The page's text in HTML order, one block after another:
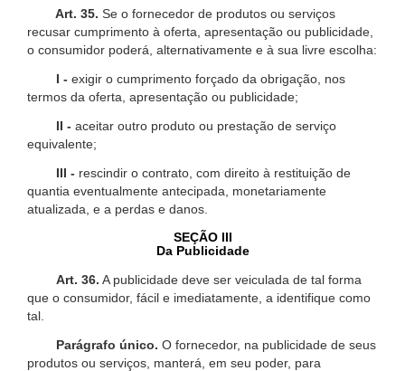
Art. 35. Se o fornecedor de produtos ou serviços
recusar cumprimento à oferta, apresentação ou publicidade,
o consumidor poderá, alternativamente e à sua livre escolha:
I - exigir o cumprimento forçado da obrigação, nos
termos da oferta, apresentação ou publicidade;
II - aceitar outro produto ou prestação de serviço
equivalente;
III - rescindir o contrato, com direito à restituição de
quantia eventualmente antecipada, monetariamente
atualizada, e a perdas e danos.
SEÇÃO III
Da Publicidade
Art. 36. A publicidade deve ser veiculada de tal forma
que o consumidor, fácil e imediatamente, a identifique como
tal.
Parágrafo único. O fornecedor, na publicidade de seus
produtos ou serviços, manterá, em seu poder, para